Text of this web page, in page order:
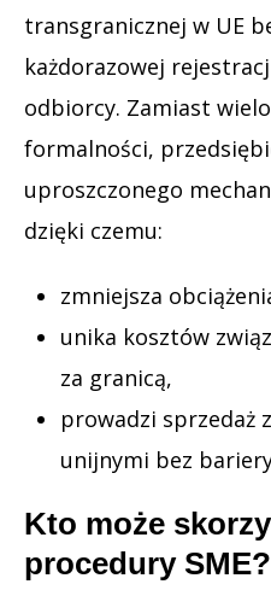
transgranicznej w UE
każdorazowej
odbiorcy. Zamiast
formalności,
uproszczonego
dzięki czemu:
zmniejsza
unika kosztów
za granicą,
prowadzi sprzedaż
unijnymi bez
Kto może
procedury SME?